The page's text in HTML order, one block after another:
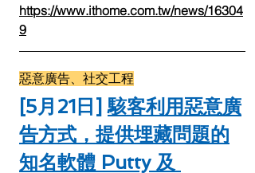
https://www.ithome.com.tw/news/16304
9
惡意廣告、社交工程
[5月21日] 駭客利用惡意廣
告方式，提供埋藏問題的
知名軟體 Putty 及